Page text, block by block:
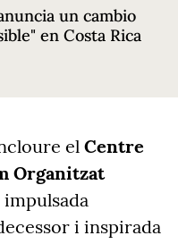
un cambio
en Costa Rica
el Centre
Organitzat
impulsada
i inspirada